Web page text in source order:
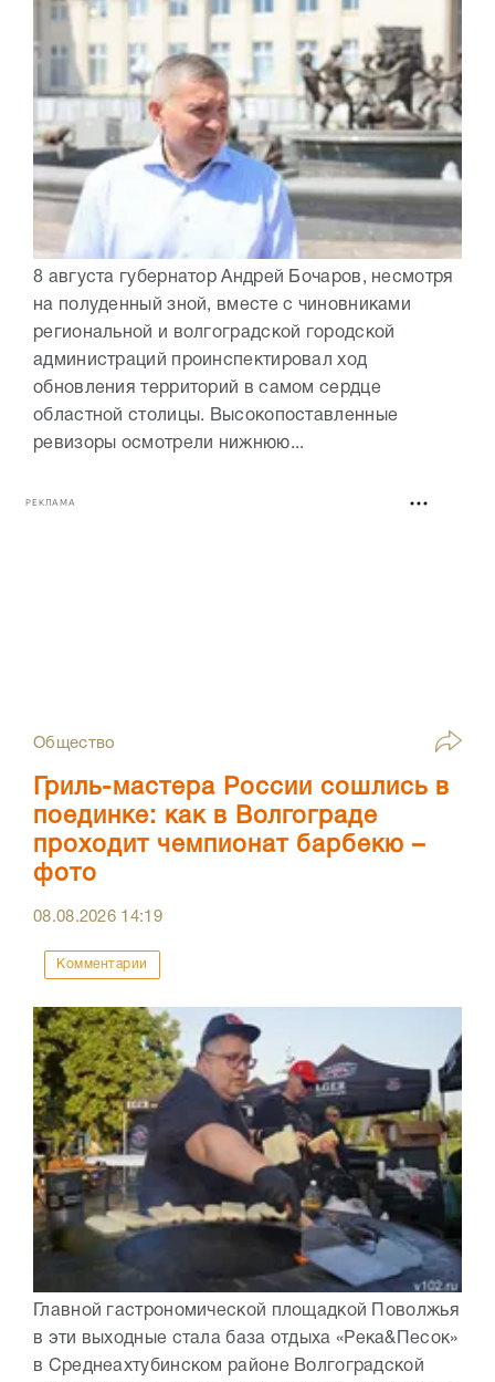
8 августа губернатор Андрей Бочаров, несмотря
на полуденный зной, вместе с чиновниками
региональной и волгоградской городской
администраций проинспектировал ход
обновления территорий в самом сердце
областной столицы. Высокопоставленные
ревизоры осмотрели нижнюю...
РЕКЛАМА
Общество
Гриль-мастера России сошлись в
поединке: как в Волгограде
проходит чемпионат барбекю –
фото
08.08.2026 14:19
Комментарии
Главной гастрономической площадкой Поволжья
в эти выходные стала база отдыха «Река&Песок»
в Среднеахтубинском районе Волгоградской